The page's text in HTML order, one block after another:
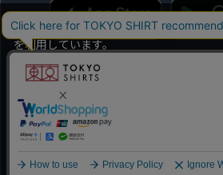
Copyright TOKYO SHIRTS
当社のウェブサイトでは、お客様の利便
を利用しています。
本ウェブサイトをこのままご利用になる
同意いただいたものとみなします。
クッキーを通じて収集する情報には、「
情報」は一切含まれておりません。詳細は
確認ください。